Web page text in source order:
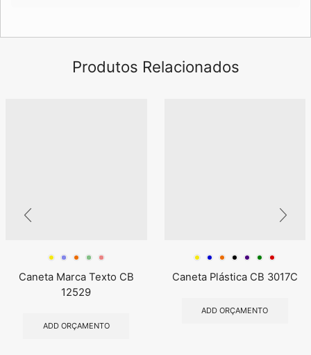
Produtos Relacionados
Caneta Marca Texto CB
12529
ADD ORÇAMENTO
Caneta Plástica CB 3017C
ADD ORÇAMENTO